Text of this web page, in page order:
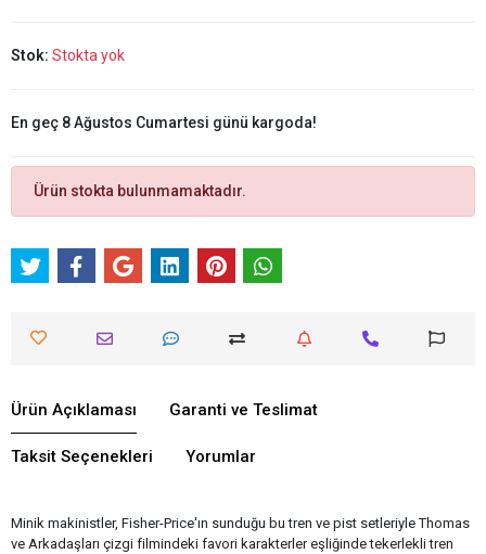
Stok: Stokta yok
En geç 8 Ağustos Cumartesi günü kargoda!
Ürün stokta bulunmamaktadır.
Ürün Açıklaması Garanti ve Teslimat
Taksit Seçenekleri Yorumlar
Minik makinistler, Fisher-Price'ın sunduğu bu tren ve pist setleriyle Thomas
ve Arkadaşları çizgi filmindeki favori karakterler eşliğinde tekerlekli tren